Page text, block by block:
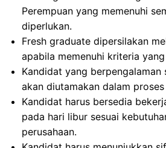
Perempuan yang memenuhi
diperlukan.
Fresh graduate dipersilakan
apabila memenuhi kriteria
Kandidat yang
akan diutamakan dalam
Kandidat harus bersedia
pada hari libur sesuai
perusahaan.